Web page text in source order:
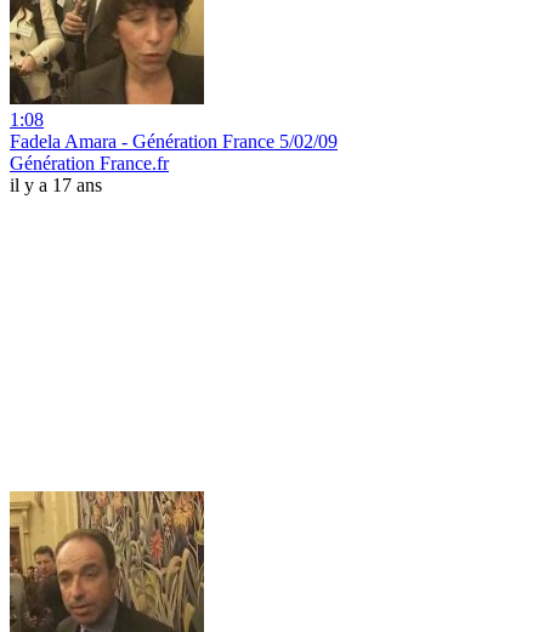
1:08
Fadela Amara - Génération France 5/02/09
Génération France.fr
il y a 17 ans